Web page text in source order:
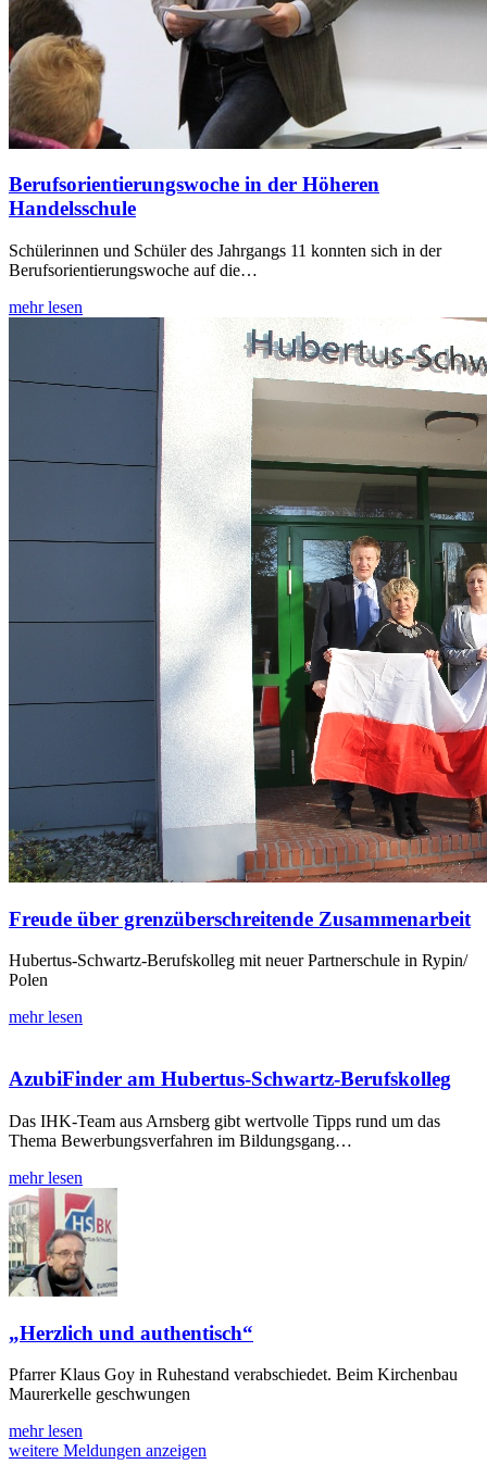
Berufsorientierungswoche in der Höheren
Handelsschule
Schülerinnen und Schüler des Jahrgangs 11 konnten sich in der
Berufsorientierungswoche auf die…
mehr lesen
Freude über grenzüberschreitende Zusammenarbeit
Hubertus-Schwartz-Berufskolleg mit neuer Partnerschule in Rypin/
Polen
mehr lesen
AzubiFinder am Hubertus-Schwartz-Berufskolleg
Das IHK-Team aus Arnsberg gibt wertvolle Tipps rund um das
Thema Bewerbungsverfahren im Bildungsgang…
mehr lesen
„Herzlich und authentisch“
Pfarrer Klaus Goy in Ruhestand verabschiedet. Beim Kirchenbau
Maurerkelle geschwungen
mehr lesen
weitere Meldungen anzeigen